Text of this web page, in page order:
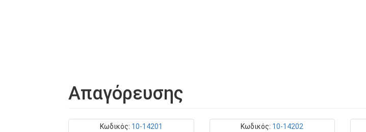
Απαγόρευσης
Κωδικός: 10-14201
Κωδικός: 10-14202